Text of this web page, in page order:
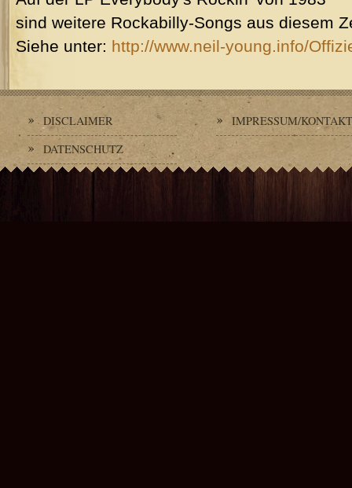
sind weitere Rockabilly-Songs aus diesem
Siehe unter: http://www.neil-young.info/
DISCLAIMER
DATENSCHUTZ
IMPRESSUM/KONTAKT